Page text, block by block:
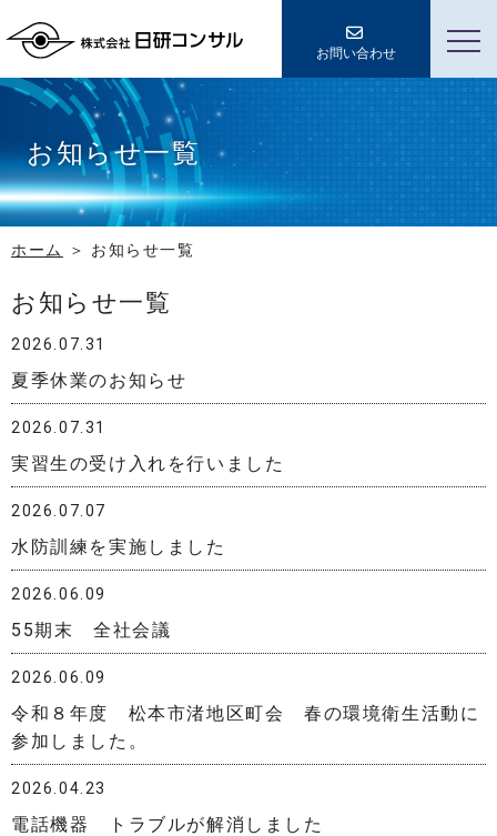
お問い合わせ
お知らせ一覧
ホーム お知らせ一覧
お知らせ一覧
2026.07.31
夏季休業のお知らせ
2026.07.31
実習生の受け入れを行いました
2026.07.07
水防訓練を実施しました
2026.06.09
55期末 全社会議
2026.06.09
令和８年度 松本市渚地区町会 春の環境衛生活動に
参加しました。
2026.04.23
電話機器 トラブルが解消しました